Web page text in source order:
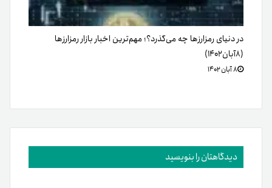
در دنیای رمزارزها چه می‌گذرد؟؛ مهم‌ترین اخبار بازار رمزارزها
(۸آبان‌۱۴۰۲)
۸ آبان ۱۴۰۲
دیدگاهتان را بنویسید